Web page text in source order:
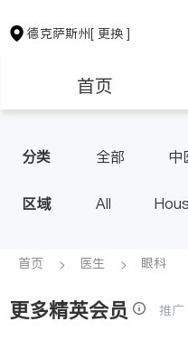
德克萨斯州[ 更换 ]
首页
保险理财
银行贷款
建筑装修
分类 全部 中
眼科
妇
心脏科
肠胃肝脏科
区域 All
TX - Other
首页 医生 眼科
更多精英会员 推广